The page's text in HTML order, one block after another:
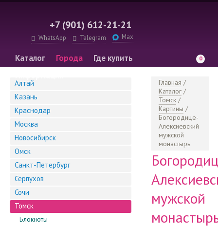
+7 (901) 612-21-21
WhatsApp Telegram Max
Каталог Города
Где купить
0
Алтай
Казань
Краснодар
Москва
Новосибирск
Омск
Санкт-Петербург
Серпухов
Сочи
Томск
Блокноты
Главная /
Каталог /
Томск /
Картины /
Богородице-
Алексиевский
мужской
монастырь
мужской